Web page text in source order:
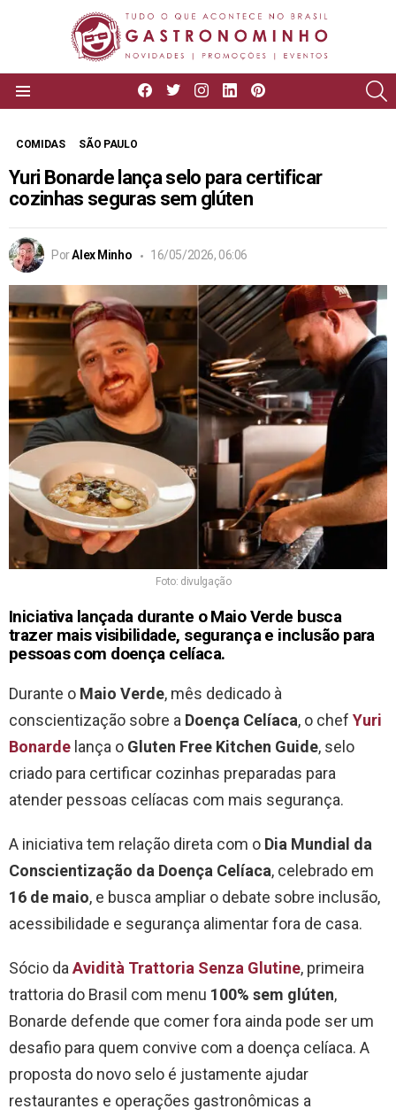
facebooktwitterinstagram
linkedin
COMIDAS SÃO PAULO
Yuri Bonarde lança selo para certificar
cozinhas seguras sem glúten
PorAlex Minho 16/05/2026, 06:06
Foto: divulgação
Iniciativa lançada durante o Maio Verde busca
trazer mais visibilidade, segurança e inclusão para
pessoas com doença celíaca.
Durante o Maio Verde, mês dedicado à
conscientização sobre a Doença Celíaca, o chef Yuri
Bonarde lança o Gluten Free Kitchen Guide, selo
criado para certificar cozinhas preparadas para
atender pessoas celíacas com mais segurança.
A iniciativa tem relação direta com o Dia Mundial da
Conscientização da Doença Celíaca, celebrado em
16 de maio, e busca ampliar o debate sobre inclusão,
acessibilidade e segurança alimentar fora de casa.
Sócio daAvidità Trattoria Senza Glutine, primeira
trattoria do Brasil com menu 100% sem glúten,
Bonarde defende que comer fora ainda pode ser um
desafio para quem convive com a doença celíaca. A
proposta do novo selo é justamente ajudar
restaurantes e operações gastronômicas a